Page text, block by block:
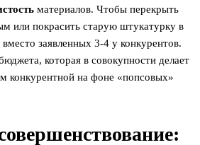
материалов. Чтобы перекрыть
или покрасить старую штукатурку в
заявленных 3-4 у конкурентов.
которая в совокупности делает
конкурентной на фоне «попсовых»